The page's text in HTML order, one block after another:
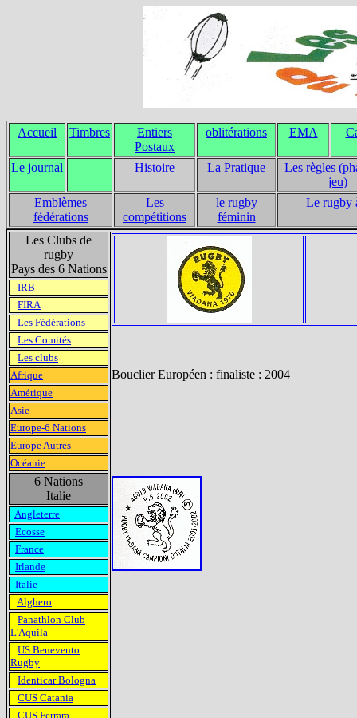
Accueil Timbres
Entiers
Postaux
oblitérations EMA
Le journal Histoire La Pratique
Les règles
jeu)
Emblèmes
fédérations
Les
compétitions
le rugby
féminin
Le rugby
Les Clubs de
rugby
Pays des 6 Nations
Bouclier Européen : finaliste : 2004
IRB
FIRA
Les Fédérations
Les Comités
Les clubs
Afrique
Amérique
Asie
Europe-6 Nations
Europe Autres
Océanie
6 Nations
Italie
Angleterre
Ecosse
France
Irlande
Italie
Alghero
Panathlon Club
L'Aquila
US Benevento
Rugby
Identicar Bologna
CUS Catania
CUS Ferrara